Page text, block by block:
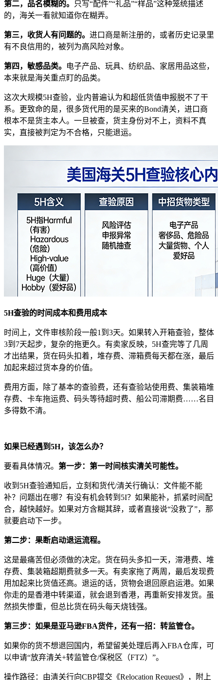
第二，品名模糊的。
只写“配件”“礼品”“样品”这种笼统描述
的，海关一看就知道你在糊弄。
第三，收货人有问题的。 进口商是新注册的，或者历史记录里
有不良信用的，被列为高风险对象。
第四，敏感品类。
电子产品、玩具、纺织品、家居用品这些，
本来就是海关重点盯的品类。
这次大规模5H查验，业内普遍认为和超低货值申报脱不了干
系。更致命的是，很多货代用的是买来的Bond清关，进口商
根本不是货主本人。一旦被查，货主身份对不上，资料不真
实，直接被判定为不合格，只能退运。
5H查验的时间成本和费用成本
时间上，文件审核阶段一般1到3天。如果转入开箱查验，整体
3到7天起步，复杂的拖更久。有卖家反映，5H查完等了几周
才出结果，货在码头扣着，堆存费、滞箱费每天都在涨，最后
加起来超过货本身的价值。
费用方面，除了基本的查验费，还有查验站使用费、集装箱堆
存费、卡车拖运费、码头等待超时费、船公司滞期费……名目
多得数不清。
如果已经遇到5H，该怎么办？
要看具体情况。 第一步：第一时间核实清关可能性。
收到5H查验通知后，立刻和货代/清关行确认：文件能不能
补？问题出在哪？有没有机会转到5I？如果能补，抓紧时间配
合，越快越好。如果对方含糊其辞，或者直接说“没救了”，那
就要启动下一步。
第二步：果断启动退运流程。
这是最痛苦但必须做的决定。货在码头多扣一天，滞港费、堆
存费、集装箱超期费就多一天。有卖家拖了两周，最后发现费
用加起来比货值还高。退运的话，货物会退回原启运港。如果
你走的是香港中转渠道，就会退到香港，再重新安排发货。虽
然损失惨重，但总比货在码头每天烧钱强。
第三步：如果是亚马逊FBA货件，还有一招：转监管仓。
如果你的货不想退回国内，希望留美处理后再入FBA仓库，可
以申请“放弃清关+转监管仓/保税区（FTZ）”。
操作路径：由清关行向CBP提交《Relocation Request》，附上